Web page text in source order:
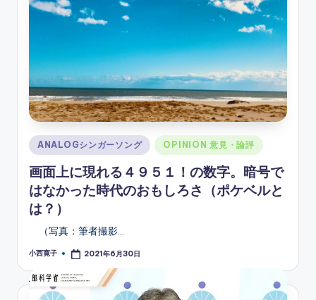
Posted
in
ANALOGシンガーソング OPINION 意見・論評
画面上に現れる４９５１！の数字。暗号で
はなかった時代のおもしろさ（ポケベルと
は？）
（写真：筆者撮影…
Posted
小西寛子 2021年6月30日